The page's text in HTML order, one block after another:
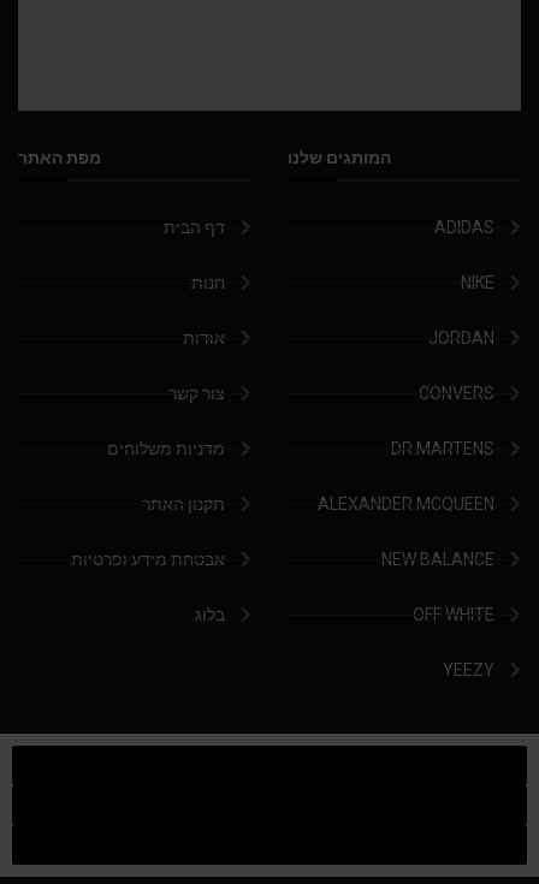
המותגים שלנו
ADIDAS
NIKE
JORDAN
CONVERS
DR.MARTENS
ALEXANDER MCQUEEN
NEW BALANCE
OFF WHITE
YEEZY
מפת האתר
דף הבית
חנות
אודות
צור קשר
מדניות משלוחים
תקנון האתר
אבטחת מידע ופרטיות
בלוג